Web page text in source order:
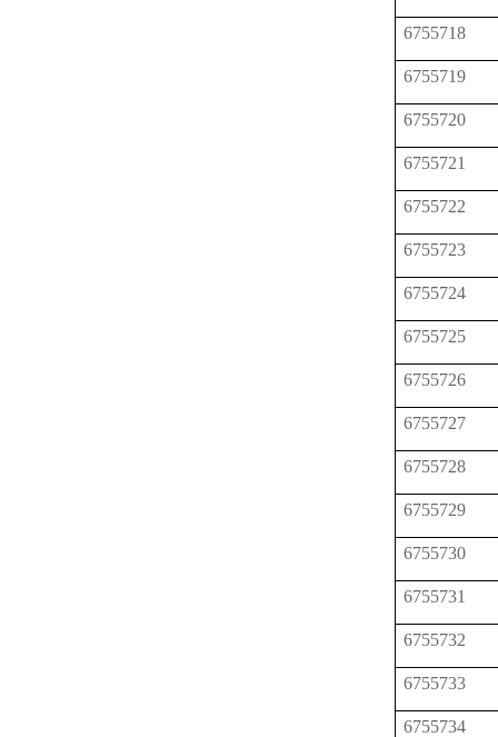
6755718
6755719
6755720
6755721
6755722
6755723
6755724
6755725
6755726
6755727
6755728
6755729
6755730
6755731
6755732
6755733
6755734